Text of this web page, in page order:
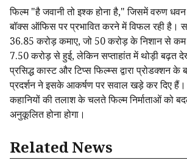
फिल्म "है जवानी तो इश्क होना है," जिसमें वरुण
बॉक्स ऑफिस पर प्रभावित करने में विफल रही है।
₹36.85 करोड़ कमाए, जो ₹50 करोड़ के निशान से
₹7.50 करोड़ से हुई, लेकिन सप्ताहांत में थोड़ी बढ़त
प्रसिद्ध कास्ट और टिप्स फिल्म्स द्वारा प्रोडक्शन
प्रदर्शन ने इसके आकर्षण पर सवाल खड़े कर दिए हैं।
कहानियों की तलाश के चलते फिल्म निर्माताओं को
अनुकूलित होना होगा।
Related News